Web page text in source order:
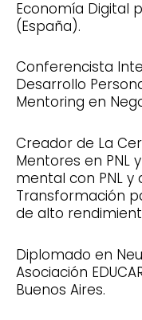
Economía Digital
(España).
Conferencista
Desarrollo
Mentoring en
Creador de La
Mentores en PNL
mental con PNL
Transformación
de alto
Diplomado en
Asociación
Buenos Aires.